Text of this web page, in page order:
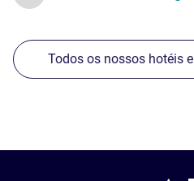
Todos os nossos hotéis